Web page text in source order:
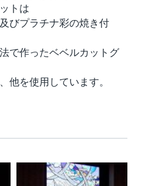
トは
びプラチナ彩の焼き付
で作ったベベルカットグ
他を使用しています。